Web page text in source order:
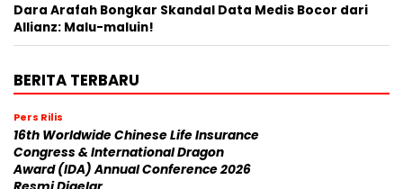
Dara Arafah Bongkar Skandal Data Medis Bocor dari
Allianz: Malu-maluin!
BERITA TERBARU
Pers Rilis
16th Worldwide Chinese Life Insurance
Congress & International Dragon
Award (IDA) Annual Conference 2026